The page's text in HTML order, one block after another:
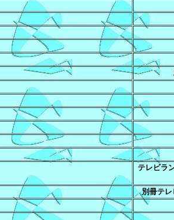
テレビラ
別冊テ